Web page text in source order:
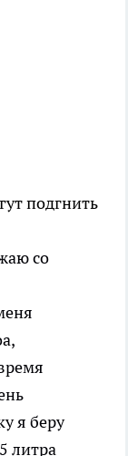
подгнить
со
я беру
литра